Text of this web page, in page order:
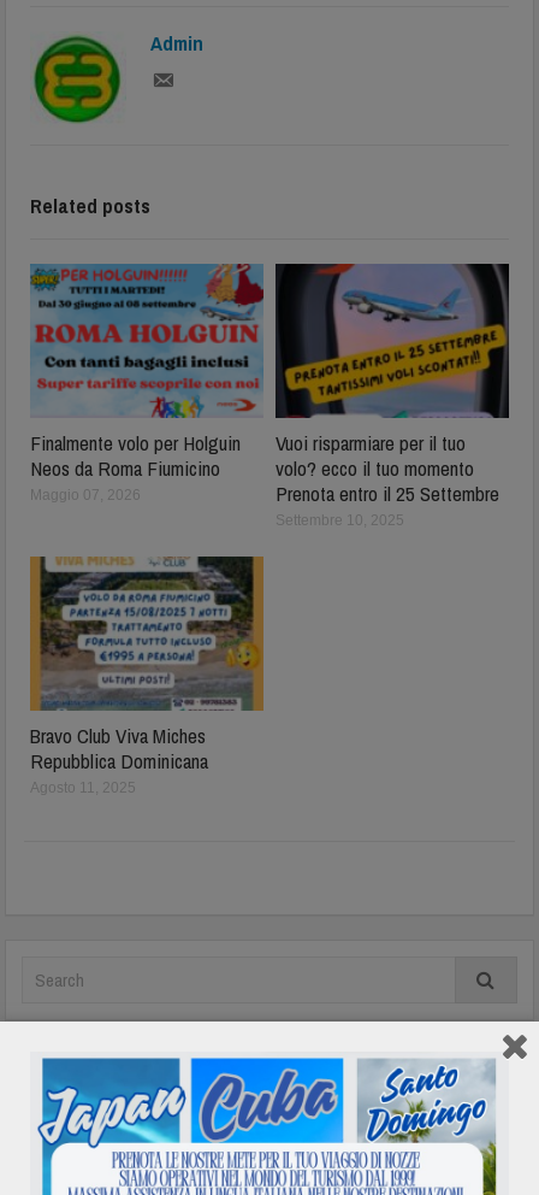
Admin
Related posts
Finalmente volo per Holguin
Neos da Roma Fiumicino
Maggio 07, 2026
Vuoi risparmiare per il tuo
volo? ecco il tuo momento
Prenota entro il 25 Settembre
Settembre 10, 2025
Bravo Club Viva Miches
Repubblica Dominicana
Agosto 11, 2025